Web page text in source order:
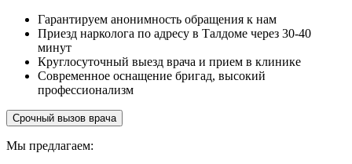
Гарантируем анонимность обращения к нам
Приезд нарколога по адресу в Талдоме через 30-40
минут
Круглосуточный выезд врача и прием в клинике
Современное оснащение бригад, высокий
профессионализм
Срочный вызов врача
Мы предлагаем: